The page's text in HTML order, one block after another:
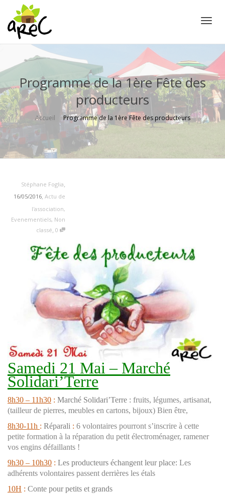
Programme de la 1ère Fête des
producteurs
Accueil Programme de la 1ère Fête des producteurs
Stéphane Foglia,
16/05/2016, Actu de
l'association,
Evenementiels, Non
classé, 0
Samedi 21 Mai – Marché
Solidari’Terre
8h30 – 11h30 : Marché Solidari’Terre : fruits, légumes, artisanat,
(tailleur de pierres, meubles en cartons, bijoux) Bien être,
8h30-11h : Réparali : 6 volontaires pourront s’inscrire à cette
petite formation à la réparation du petit électroménager, ramener
vos engins défaillants !
9h30 – 10h30 : Les producteurs échangent leur place: Les
adhérents volontaires passent derrières les étals
10H : Conte pour petits et grands